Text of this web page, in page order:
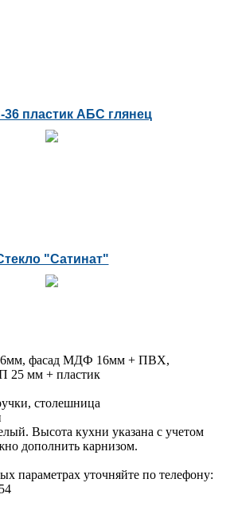
36 пластик АБС глянец
"Сатинат"
фасад МДФ 16мм + ПВХ,
25 мм + пластик
столешница
Высота кухни указана с учетом
дополнить карнизом.
параметрах уточняйте по телефону: